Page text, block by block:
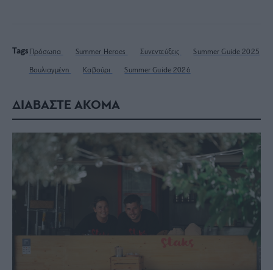
Tags Πρόσωπα Summer Heroes Συνεντεύξεις Summer Guide 2025
Βουλιαγμένη Καβούρι Summer Guide 2026
ΔΙΑΒΑΣΤΕ ΑΚΟΜΑ